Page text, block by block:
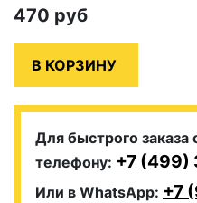
470 руб
Для быстрого заказа
телефону: +7 (499)
Или в WhatsApp: +7